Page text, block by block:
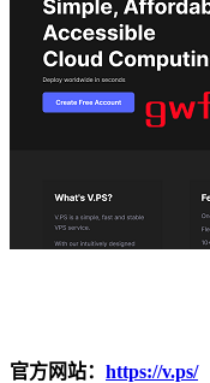
官方网站： https://v.ps/